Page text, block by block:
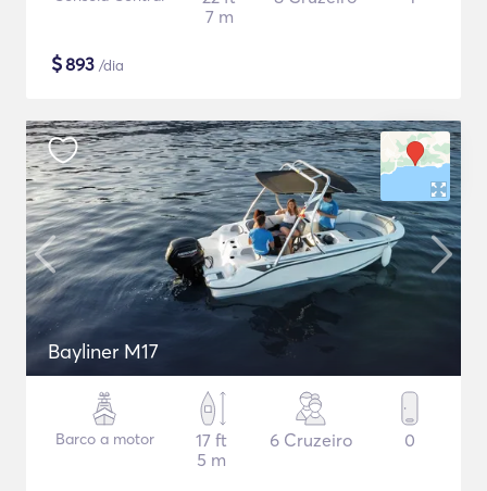
7 m
$893 /dia
Bayliner M17
Barco a motor
17 ft
5 m
6 Cruzeiro 0